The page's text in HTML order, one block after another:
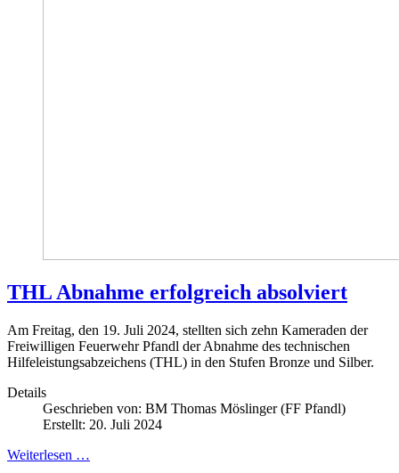
THL Abnahme erfolgreich absolviert
Am Freitag, den 19. Juli 2024, stellten sich zehn Kameraden der
Freiwilligen Feuerwehr Pfandl der Abnahme des technischen
Hilfeleistungsabzeichens (THL) in den Stufen Bronze und Silber.
Details
Geschrieben von: BM Thomas Möslinger (FF Pfandl)
Erstellt: 20. Juli 2024
Weiterlesen …